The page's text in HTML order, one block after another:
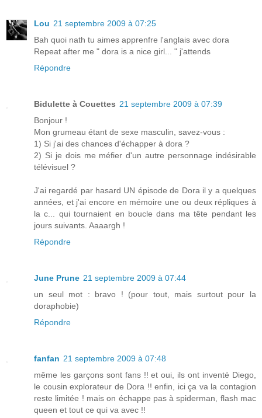
Lou 21 septembre 2009 à 07:25
Bah quoi nath tu aimes apprenfre l'anglais avec dora
Repeat after me " dora is a nice girl... " j'attends
Répondre
Bidulette à Couettes 21 septembre 2009 à 07:39
Bonjour !
Mon grumeau étant de sexe masculin, savez-vous :
1) Si j'ai des chances d'échapper à dora ?
2) Si je dois me méfier d'un autre personnage indésirable
télévisuel ?
J'ai regardé par hasard UN épisode de Dora il y a quelques
années, et j'ai encore en mémoire une ou deux répliques à
la c... qui tournaient en boucle dans ma tête pendant les
jours suivants. Aaaargh !
Répondre
June Prune 21 septembre 2009 à 07:44
un seul mot : bravo ! (pour tout, mais surtout pour la
doraphobie)
Répondre
fanfan 21 septembre 2009 à 07:48
même les garçons sont fans !! et oui, ils ont inventé Diego,
le cousin explorateur de Dora !! enfin, ici ça va la contagion
reste limitée ! mais on échappe pas à spiderman, flash mac
queen et tout ce qui va avec !!